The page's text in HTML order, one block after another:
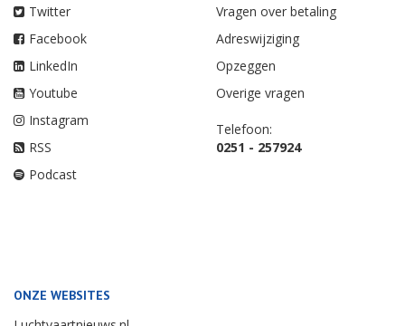
Twitter
Facebook
LinkedIn
Youtube
Instagram
RSS
Podcast
Vragen over betaling
Adreswijziging
Opzeggen
Overige vragen
Telefoon:
0251 - 257924
ONZE WEBSITES